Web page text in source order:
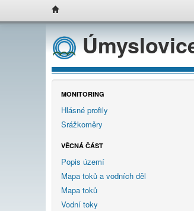
MONITORING
Hlásné profily
Srážkoměry
VĚCNÁ ČÁST
Popis území
Mapa toků a vodních děl
Mapa toků
Vodní toky